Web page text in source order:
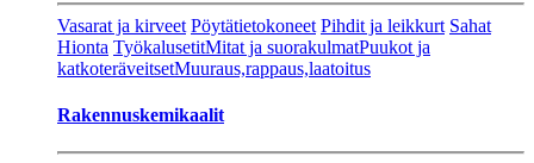
Vasarat ja kirveet Pöytätietokoneet Pihdit ja leikkurt Sahat
Hionta TyökalusetitMitat ja suorakulmatPuukot ja
katkoteräveitsetMuuraus,rappaus,laatoitus
Rakennuskemikaalit